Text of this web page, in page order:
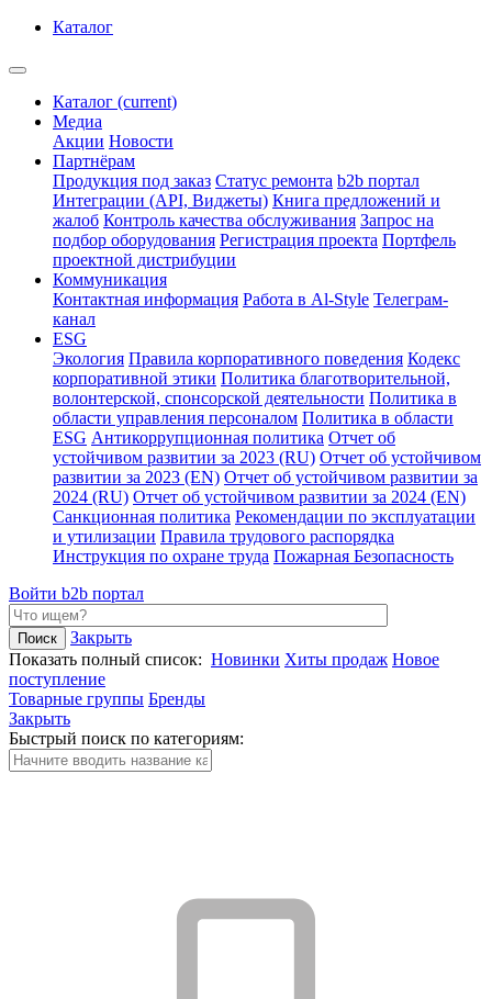
Каталог
Каталог (current)
Медиа
Акции Новости
Партнёрам
Продукция под заказ Статус ремонта b2b портал
Интеграции (API, Виджеты) Книга предложений и
жалоб Контроль качества обслуживания Запрос на
подбор оборудования Регистрация проекта Портфель
проектной дистрибуции
Коммуникация
Контактная информация Работа в Al-Style Телеграм-
канал
ESG
Экология Правила корпоративного поведения Кодекс
корпоративной этики Политика благотворительной,
волонтерской, спонсорской деятельности Политика в
области управления персоналом Политика в области
ESG Антикоррупционная политика Отчет об
устойчивом развитии за 2023 (RU) Отчет об устойчивом
развитии за 2023 (EN) Отчет об устойчивом развитии за
2024 (RU) Отчет об устойчивом развитии за 2024 (EN)
Санкционная политика Рекомендации по эксплуатации
и утилизации Правила трудового распорядка
Инструкция по охране труда Пожарная Безопасность
Войти b2b портал
Закрыть
Показать полный список: Новинки Хиты продаж Новое
поступление
Товарные группы Бренды
Закрыть
Быстрый поиск по категориям: